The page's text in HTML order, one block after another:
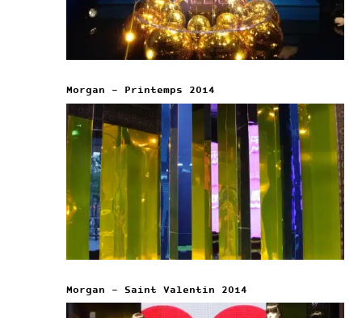
Morgan – Printemps 2014
Morgan – Saint Valentin 2014